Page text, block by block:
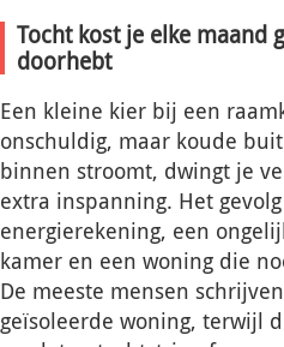
Tocht kost je elke maand
doorhebt
Een kleine kier bij een
onschuldig, maar koude
binnen stroomt, dwingt je
extra inspanning. Het
energierekening, een
kamer en een woning die
De meeste mensen
geïsoleerde woning, terwijl